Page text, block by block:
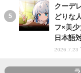
クーデ
どりな
フ×美
日本語
2026.7.23